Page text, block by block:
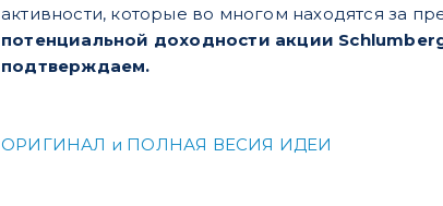
активности, которые во многом находятся за
потенциальной доходности акции
подтверждаем.
ОРИГИНАЛ и ПОЛНАЯ ВЕСИЯ ИДЕИ